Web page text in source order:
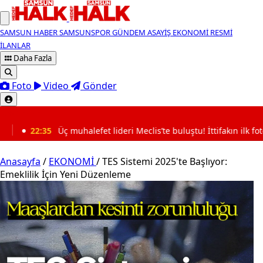
SAMSUN HABERSAMSUNSPORGÜNDEM ASAYİŞ EKONOMİ RESMİ
İLANLAR
Daha Fazla
Foto Video Gönder
lideri Meclis’te buluştu! İttifakın ilk fotoğrafı mı?
Anasayfa / EKONOMİ/TES Sistemi 2025'te Başlıyor:
Emeklilik İçin Yeni Düzenleme